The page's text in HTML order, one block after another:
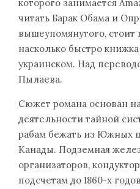
которого занимается
читать Барак Обама и
вышеупомянутого, стоит
насколько быстро
украинском. Над
Пылаева.
Сюжет романа основан
деятельности тайной
рабам бежать из Южных
Канады. Подземная
организаторов,
подсчетам до 1860-х